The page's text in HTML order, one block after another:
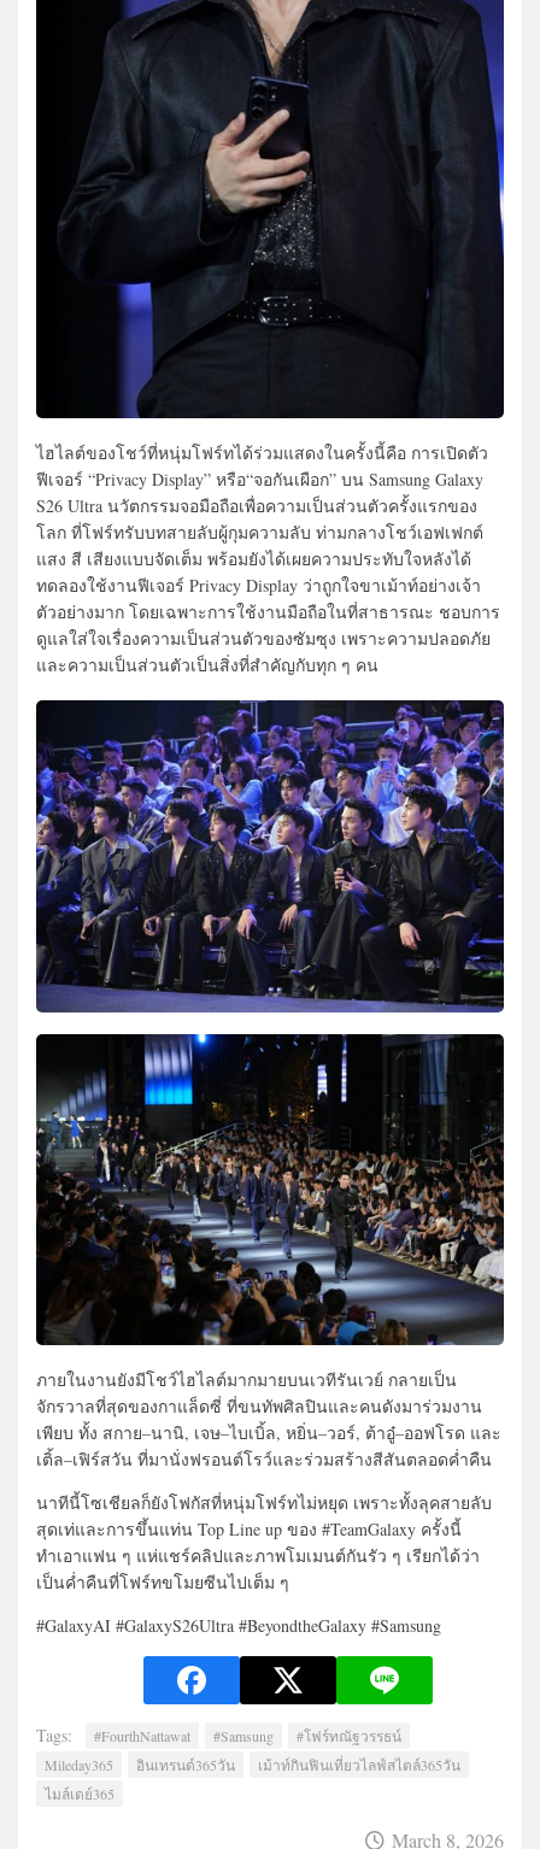
ไฮไลต์ของโชว์ที่หนุ่มโฟร์ทได้ร่วมแสดงในครั้งนี้คือ การเปิดตัว
ฟีเจอร์ “Privacy Display” หรือ“จอกันเผือก” บน Samsung Galaxy
S26 Ultra นวัตกรรมจอมือถือเพื่อความเป็นส่วนตัวครั้งแรกของ
โลก ที่โฟร์ทรับบทสายลับผู้กุมความลับ ท่ามกลางโชว์เอฟเฟกต์
แสง สี เสียงแบบจัดเต็ม พร้อมยังได้เผยความประทับใจหลังได้
ทดลองใช้งานฟีเจอร์ Privacy Display ว่าถูกใจขาเม้าท์อย่างเจ้า
ตัวอย่างมาก โดยเฉพาะการใช้งานมือถือในที่สาธารณะ ชอบการ
ดูแลใส่ใจเรื่องความเป็นส่วนตัวของซัมซุง เพราะความปลอดภัย
และความเป็นส่วนตัวเป็นสิ่งที่สำคัญกับทุก ๆ คน
ภายในงานยังมีโชว์ไฮไลต์มากมายบนเวทีรันเวย์ กลายเป็น
จักรวาลที่สุดของกาแล็ดซี่ ที่ขนทัพศิลปินและคนดังมาร่วมงาน
เพียบ ทั้ง สกาย–นานิ, เจษ–ไบเบิ้ล, หยิ่น–วอร์, ต้าอู๋–ออฟโรด และ
เติ้ล–เฟิร์สวัน ที่มานั่งฟรอนต์โรว์และร่วมสร้างสีสันตลอดค่ำคืน
นาทีนี้โซเชียลก็ยังโฟกัสที่หนุ่มโฟร์ทไม่หยุด เพราะทั้งลุคสายลับ
สุดเท่และการขึ้นแท่น Top Line up ของ #TeamGalaxy ครั้งนี้
ทำเอาแฟน ๆ แห่แชร์คลิปและภาพโมเมนต์กันรัว ๆ เรียกได้ว่า
เป็นค่ำคืนที่โฟร์ทขโมยซีนไปเต็ม ๆ
#GalaxyAI #GalaxyS26Ultra #BeyondtheGalaxy #Samsung
Tags: #FourthNattawat #Samsung
#โฟร์ทณัฐวรรธน์
Mileday365
อินเทรนด์365วัน
เม้าท์กินฟินเที่ยวไลฟ์สไตล์365วัน
ไมล์เดย์365
March 8, 2026